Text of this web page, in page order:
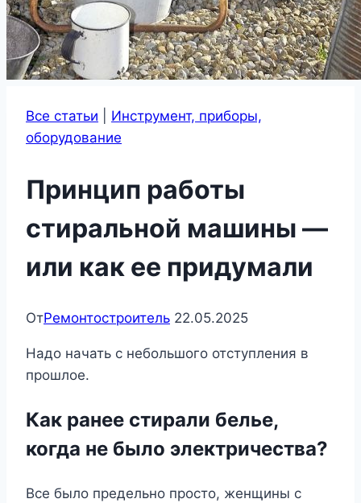
Все статьи
Инструмент, приборы,
оборудование
Принцип работы
стиральной машины —
или как ее придумали
ОтРемонтостроитель 22.05.2025
Надо начать с небольшого отступления в
прошлое.
Как ранее стирали белье,
когда не было электричества?
Все было предельно просто, женщины с